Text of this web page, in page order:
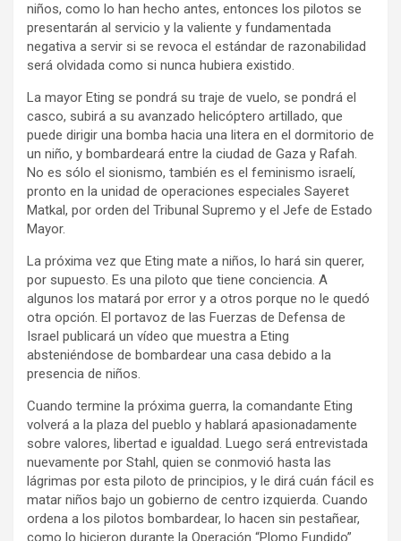
niños, como lo han hecho antes, entonces los pilotos se
presentarán al servicio y la valiente y fundamentada
negativa a servir si se revoca el estándar de razonabilidad
será olvidada como si nunca hubiera existido.
La mayor Eting se pondrá su traje de vuelo, se pondrá el
casco, subirá a su avanzado helicóptero artillado, que
puede dirigir una bomba hacia una litera en el dormitorio de
un niño, y bombardeará entre la ciudad de Gaza y Rafah.
No es sólo el sionismo, también es el feminismo israelí,
pronto en la unidad de operaciones especiales Sayeret
Matkal, por orden del Tribunal Supremo y el Jefe de Estado
Mayor.
La próxima vez que Eting mate a niños, lo hará sin querer,
por supuesto. Es una piloto que tiene conciencia. A
algunos los matará por error y a otros porque no le quedó
otra opción. El portavoz de las Fuerzas de Defensa de
Israel publicará un vídeo que muestra a Eting
absteniéndose de bombardear una casa debido a la
presencia de niños.
Cuando termine la próxima guerra, la comandante Eting
volverá a la plaza del pueblo y hablará apasionadamente
sobre valores, libertad e igualdad. Luego será entrevistada
nuevamente por Stahl, quien se conmovió hasta las
lágrimas por esta piloto de principios, y le dirá cuán fácil es
matar niños bajo un gobierno de centro izquierda. Cuando
ordena a los pilotos bombardear, lo hacen sin pestañear,
como lo hicieron durante la Operación “Plomo Fundido”